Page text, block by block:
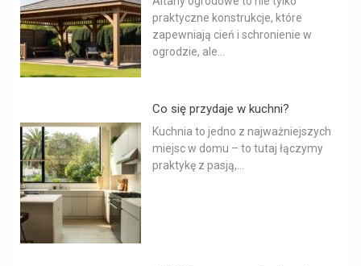
praktyczne konstrukcje, które
zapewniają cień i schronienie w
ogrodzie, ale...
Co się przydaje w kuchni?
Kuchnia to jedno z najważniejszych
miejsc w domu – to tutaj łączymy
praktykę z pasją,...